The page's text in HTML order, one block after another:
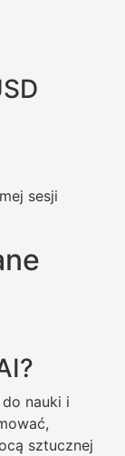
sesji
nauki i
sztucznej